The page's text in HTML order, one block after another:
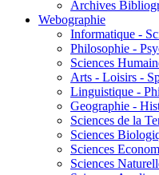
Archives
Webographie
Informatique -
Philosophie -
Sciences
Arts - Loisirs -
Linguistique -
Geographie -
Sciences de la
Sciences
Sciences
Sciences